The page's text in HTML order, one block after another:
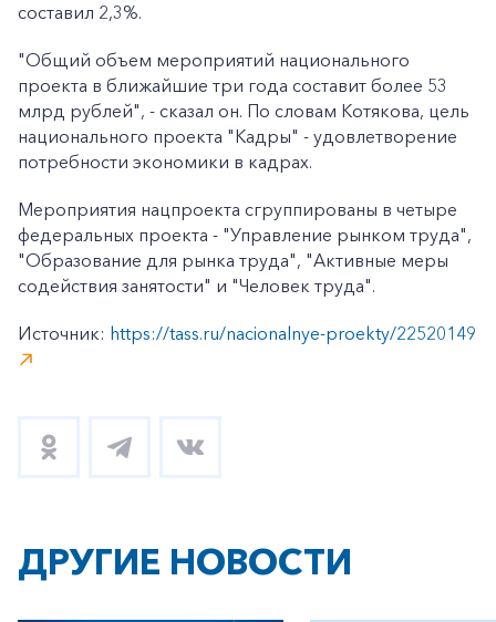
составил 2,3%.
"Общий объем мероприятий национального
проекта в ближайшие три года составит более 53
млрд рублей", - сказал он. По словам Котякова, цель
национального проекта "Кадры" - удовлетворение
потребности экономики в кадрах.
Мероприятия нацпроекта сгруппированы в четыре
федеральных проекта - "Управление рынком труда",
"Образование для рынка труда", "Активные меры
содействия занятости" и "Человек труда".
Источник: https://tass.ru/nacionalnye-proekty/22520149
ДРУГИЕ НОВОСТИ